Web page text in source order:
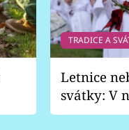
TRADICE A
Letnice
svátky: V
pondělí